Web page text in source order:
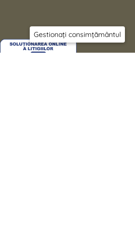
Gestionați consimțământul